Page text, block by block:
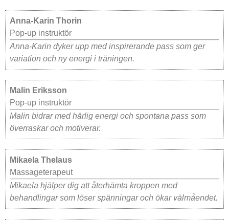
Anna-Karin Thorin
Pop-up instruktör
Anna-Karin dyker upp med inspirerande pass som ger
variation och ny energi i träningen.
Malin Eriksson
Pop-up instruktör
Malin bidrar med härlig energi och spontana pass som
överraskar och motiverar.
Mikaela Thelaus
Massageterapeut
Mikaela hjälper dig att återhämta kroppen med
behandlingar som löser spänningar och ökar välmåendet.